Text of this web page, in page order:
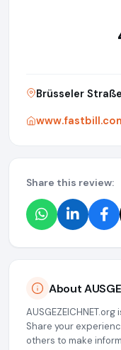
Brüsseler
Share this review:
About
Share your
others to make